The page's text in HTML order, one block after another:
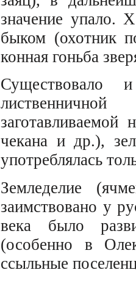
значение упало.
быком (охотник
конная гоньба
Существовало
чекана и др.),
употреблялась
Земледелие
заимствовано у
века было
(особенно в
ссыльные